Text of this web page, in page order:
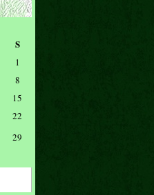
S
1
8
15
22
29